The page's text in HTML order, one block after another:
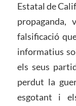
Estatal de
falsificació
informatius
els seus
perdut la
esgotant i